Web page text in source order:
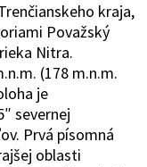
kraja,
Považský
Nitra.
(178 m.n.m.
je
severnej
Prvá písomná
oblasti